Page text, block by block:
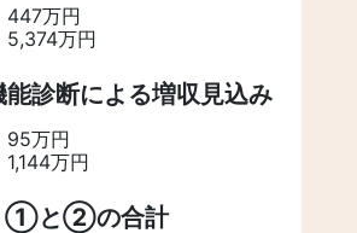
447万円
5,374万円
診断による増収見込み
95万円
万円
①と②の合計